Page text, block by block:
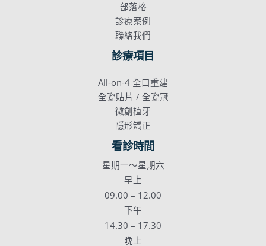
部落格
診療案例
聯絡我們
診療項目
All-on-4 全口重建
全瓷貼片 / 全瓷冠
微創植牙
隱形矯正
看診時間
星期一～星期六
早上
09.00 – 12.00
下午
14.30 – 17.30
晚上